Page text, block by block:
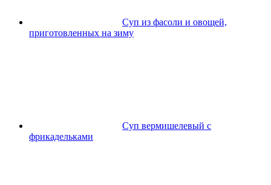
Суп из фасоли и овощей,
приготовленных на зиму
Суп вермишелевый с
фрикадельками